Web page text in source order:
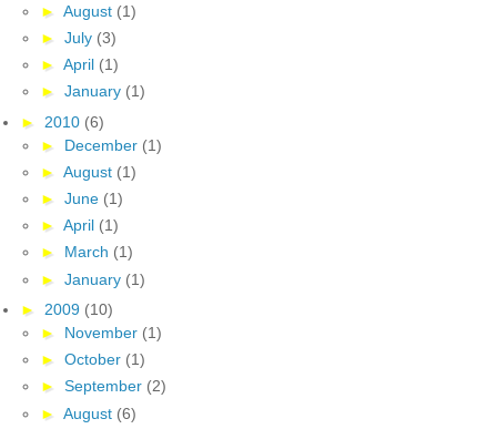
► August (1)
► July (3)
► April (1)
► January (1)
► 2010 (6)
► December (1)
► August (1)
► June (1)
► April (1)
► March (1)
► January (1)
► 2009 (10)
► November (1)
► October (1)
► September (2)
► August (6)